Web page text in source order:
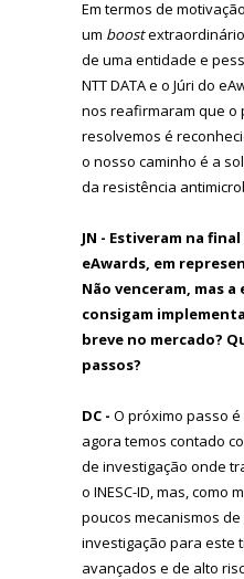
Em termos de
um boost
de uma entidade e
NTT DATA e o Júri do
nos reafirmaram que o
resolvemos é
o nosso caminho é a
da resistência
JN - Estiveram na
eAwards, em
Não venceram, mas
consigam
breve no mercado?
passos?
DC - O próximo passo
agora temos contado
de investigação onde
o INESC-ID, mas, como
poucos mecanismos
investigação para este
avançados e de alto